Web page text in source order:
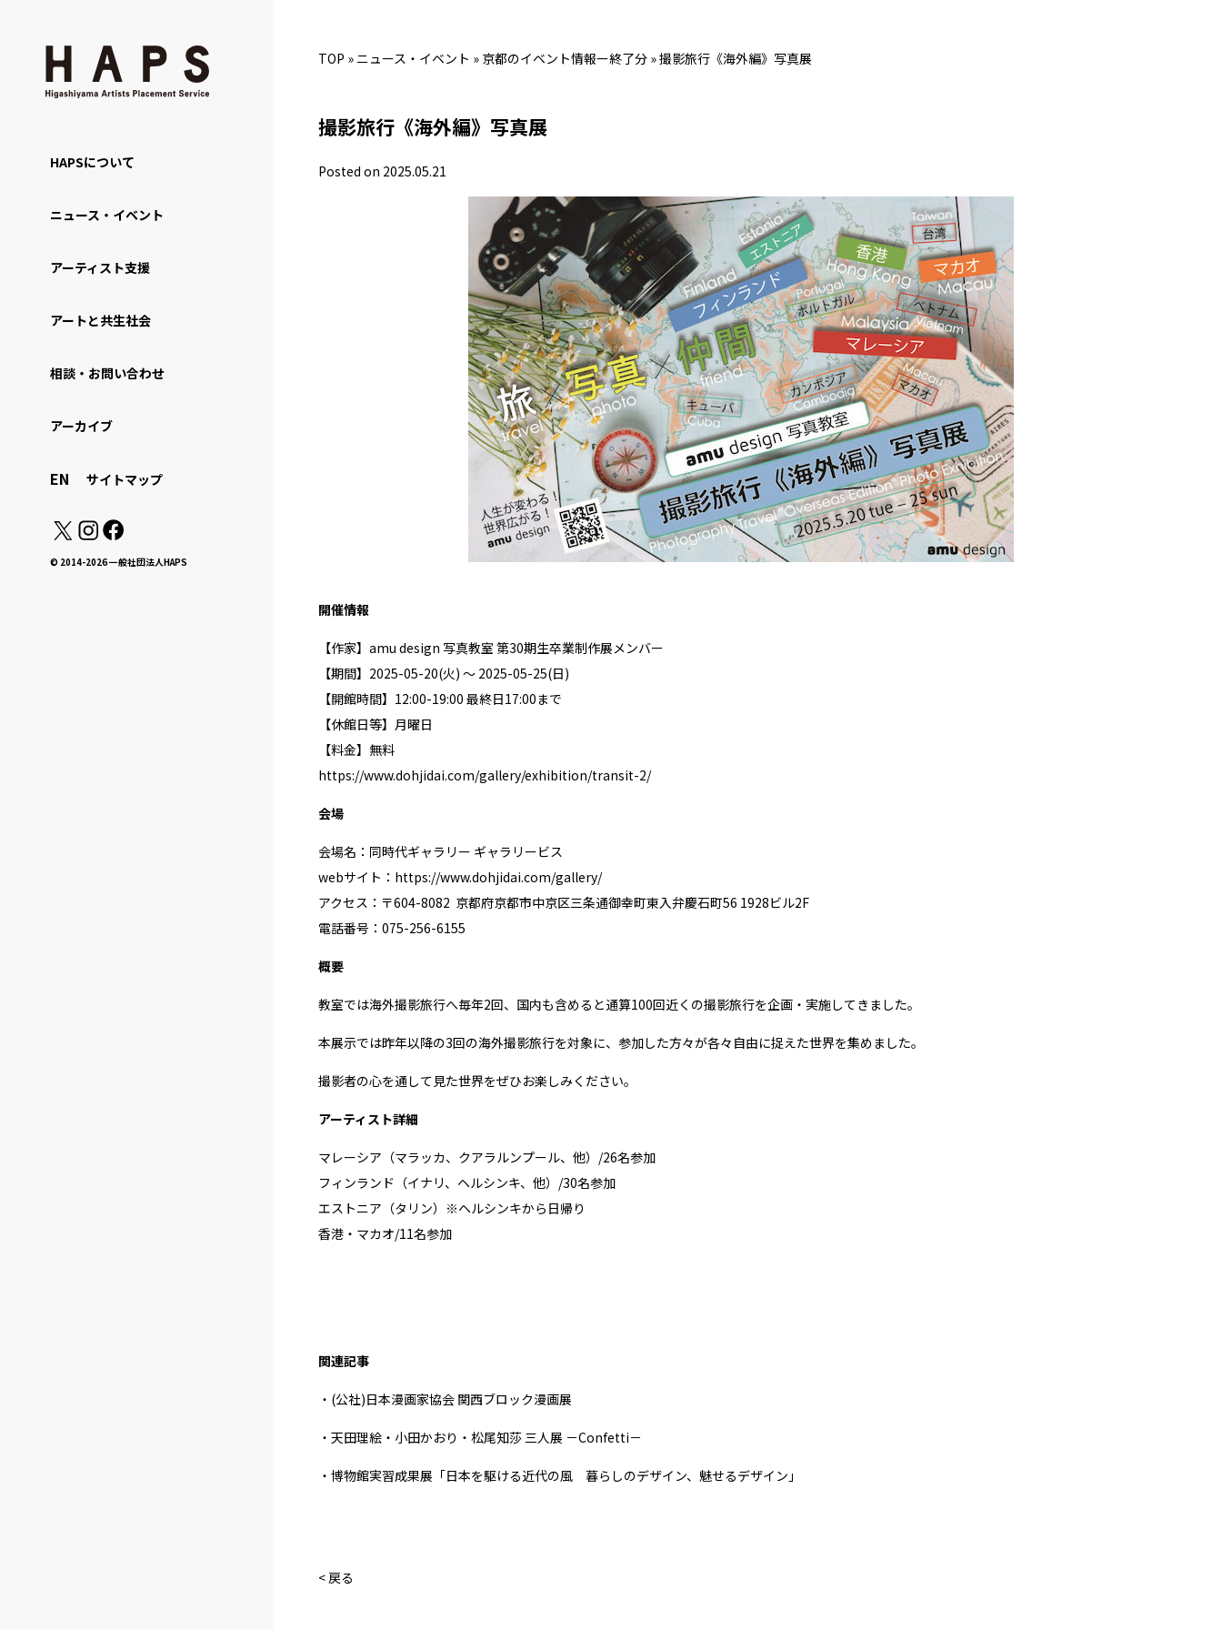
HAPSについて
ニュース・イベント
アーティスト支援
アートと共生社会
相談・お問い合わせ
アーカイブ
EN サイトマップ
© 2014-2026 一般社団法人HAPS
TOP » ニュース・イベント » 京都のイベント情報ー終了分 »撮影旅行《海外編》写真展
撮影旅行《海外編》写真展
Posted on 2025.05.21
開催情報
【作家】amu design 写真教室 第30期生卒業制作展メンバー
【期間】2025-05-20(火) ～ 2025-05-25(日)
【開館時間】12:00-19:00 最終日17:00まで
【休館日等】月曜日
【料金】無料
https://www.dohjidai.com/gallery/exhibition/transit-2/
会場
会場名：同時代ギャラリー ギャラリービス
webサイト： https://www.dohjidai.com/gallery/
アクセス：〒604-8082 京都府京都市中京区三条通御幸町東入弁慶石町56 1928ビル2F
電話番号：075-256-6155
概要
教室では海外撮影旅行へ毎年2回、国内も含めると通算100回近くの撮影旅行を企画・実施してきました。
本展示では昨年以降の3回の海外撮影旅行を対象に、参加した方々が各々自由に捉えた世界を集めました。
撮影者の心を通して見た世界をぜひお楽しみください。
アーティスト詳細
マレーシア（マラッカ、クアラルンプール、他）/26名参加
フィンランド（イナリ、ヘルシンキ、他）/30名参加
エストニア（タリン）※ヘルシンキから日帰り
香港・マカオ/11名参加
関連記事
・(公社)日本漫画家協会 関西ブロック漫画展
・天田理絵・小田かおり・松尾知莎 三人展 －Confetti－
・博物館実習成果展「日本を駆ける近代の風 暮らしのデザイン、魅せるデザイン」
< 戻る